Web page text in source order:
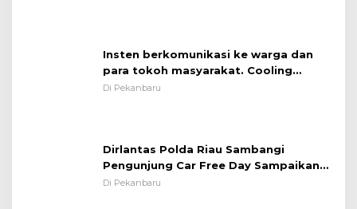
Insten berkomunikasi ke warga dan
para tokoh masyarakat. Cooling
System OMP LK ²024 Polsek Rumbai,
Di Pekanbaru
Dirlantas Polda Riau Sambangi
Pengunjung Car Free Day Sampaikan
Pesan Edukasi Kamtibmas &
Di Pekanbaru